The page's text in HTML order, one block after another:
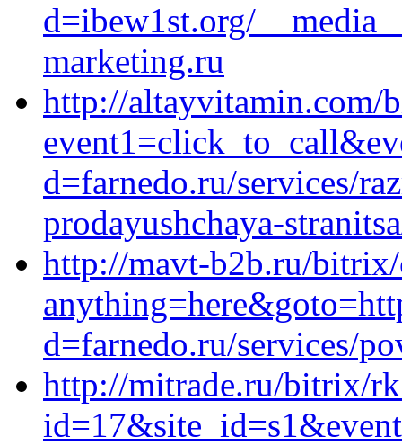
d=ibew1st.org/
marketing.ru
http://altayvitamin.com/
d=farnedo.ru/services/
prodayushchaya-
http://mavt-b2b.ru/
d=farnedo.ru/services/
http://mitrade.ru/bitrix/